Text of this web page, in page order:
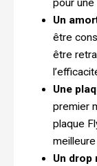
pour
Un
être
être
Une
premier
plaque
Un drop